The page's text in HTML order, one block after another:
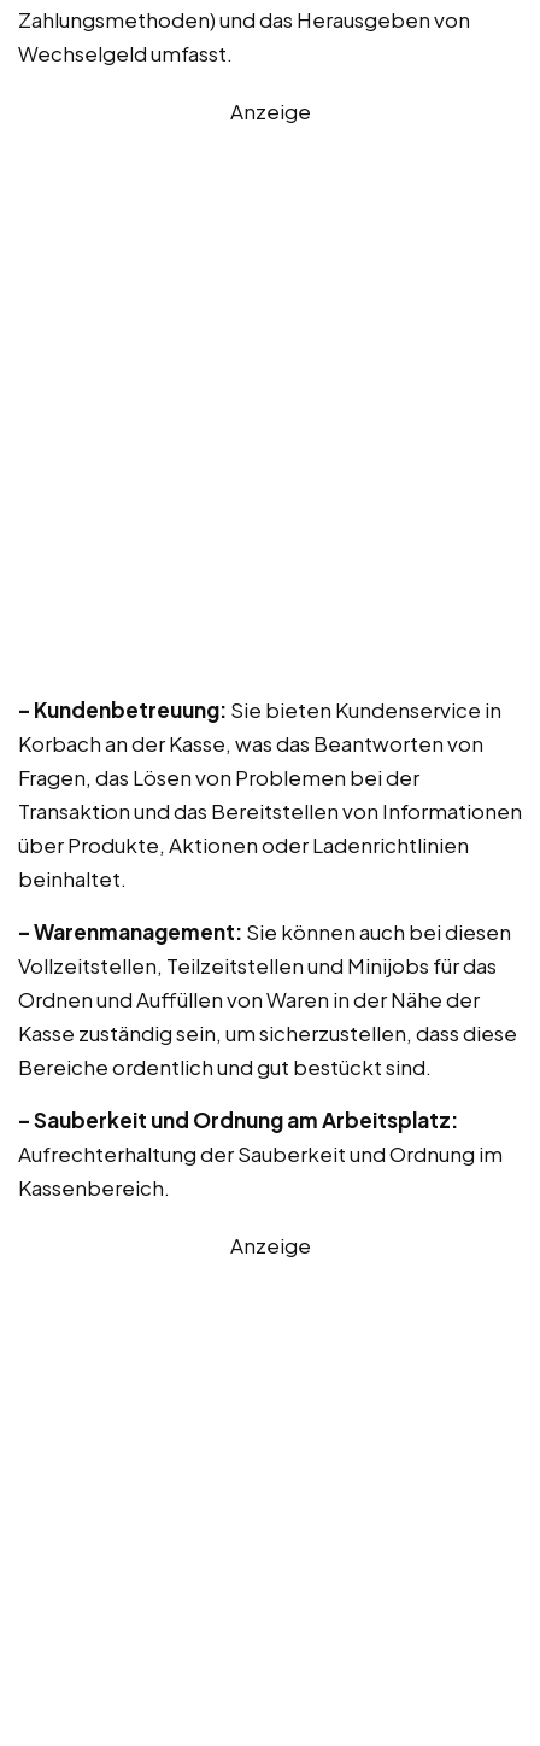
Zahlungsmethoden) und das Herausgeben von
Wechselgeld umfasst.
Anzeige
– Kundenbetreuung: Sie bieten Kundenservice in
Korbach an der Kasse, was das Beantworten von
Fragen, das Lösen von Problemen bei der
Transaktion und das Bereitstellen von Informationen
über Produkte, Aktionen oder Ladenrichtlinien
beinhaltet.
– Warenmanagement: Sie können auch bei diesen
Vollzeitstellen, Teilzeitstellen und Minijobs für das
Ordnen und Auffüllen von Waren in der Nähe der
Kasse zuständig sein, um sicherzustellen, dass diese
Bereiche ordentlich und gut bestückt sind.
– Sauberkeit und Ordnung am Arbeitsplatz:
Aufrechterhaltung der Sauberkeit und Ordnung im
Kassenbereich.
Anzeige